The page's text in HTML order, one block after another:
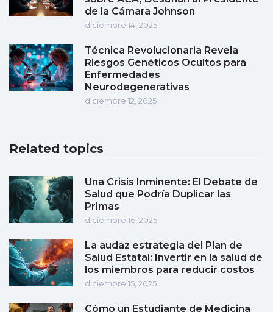
de la Cámara Johnson
diciembre 14, 2025
Técnica Revolucionaria Revela
Riesgos Genéticos Ocultos para
Enfermedades
Neurodegenerativas
diciembre 12, 2025
Related topics
Una Crisis Inminente: El Debate de
Salud que Podría Duplicar las
Primas
diciembre 16, 2025
La audaz estrategia del Plan de
Salud Estatal: Invertir en la salud de
los miembros para reducir costos
diciembre 15, 2025
Cómo un Estudiante de Medicina